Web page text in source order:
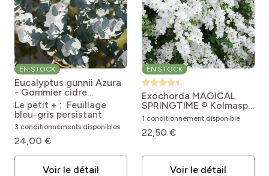
EN STOCK
Eucalyptus gunnii Azura
- Gommier cidre
Eucalyptus gunnii
Azura® Cagire
Le petit + : Feuillage
bleu-gris persistant
3 conditionnements disponibles
24,00 €
Voir le détail
EN STOCK
Exochorda MAGICAL
SPRINGTIME ® Kolmaspri
Exochorda racemosa
Magical Springtime ®
('Kolmaspri')
1 conditionnement disponible
22,50 €
Voir le détail